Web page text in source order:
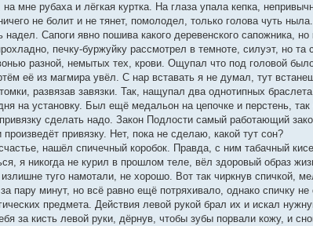
мне рубаха и лёгкая куртка. На глаза упала кепка,
не болит и не тянет, помолодел, только голова чуть
Сапоги явно пошива какого деревенского сапожника,
печку-буржуйку рассмотрел в темноте, силуэт, но
разной, немытых тех, крови. Ощупал что под головой
её из магмира увёл. С нар вставать я не думал, тут
развязав завязки. Так, нащупал два однотипных
на установку. Был ещё медальон на цепочке и перстень,
сделать надо. Закон Подлости самый работающий
привязку. Нет, пока не сделаю, какой тут сон?
нашёл спичечный коробок. Правда, с ним табачный
я никогда не курил в прошлом теле, вёл здоровый образ
туго намотали, не хорошо. Вот так чиркнув спичкой,
пару минут, но всё равно ещё потряхивало, однако спичку
предмета. Действия левой рукой брал их и искал
за кисть левой руки, дёрнув, чтобы зубы порвали кожу, и